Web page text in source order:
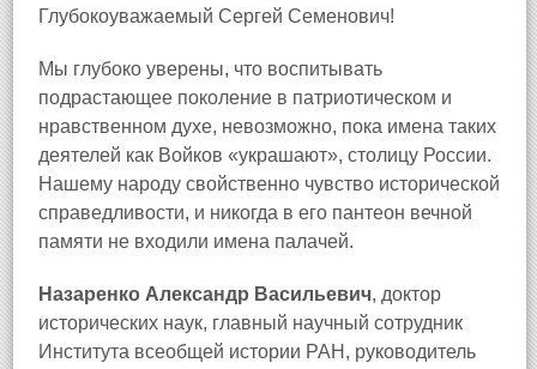
Глубокоуважаемый Сергей Семенович!
Мы глубоко уверены, что воспитывать
подрастающее поколение в патриотическом и
нравственном духе, невозможно, пока имена таких
деятелей как Войков «украшают», столицу России.
Нашему народу свойственно чувство исторической
справедливости, и никогда в его пантеон вечной
памяти не входили имена палачей.
Назаренко Александр Васильевич, доктор
исторических наук, главный научный сотрудник
Института всеобщей истории РАН, руководитель